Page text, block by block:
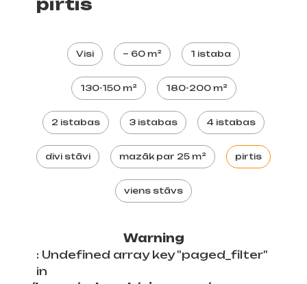
pirtis
Visi ~ 60 m² 1 istaba
130-150 m² 180-200 m²
2 istabas 3 istabas 4 istabas
divi stāvi mazāk par 25 m² pirtis
viens stāvs
Warning
: Undefined array key "paged_filter"
in